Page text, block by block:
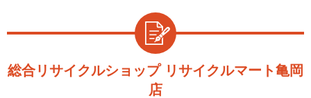
総合リサイクルショップ リサイクルマート亀岡
店